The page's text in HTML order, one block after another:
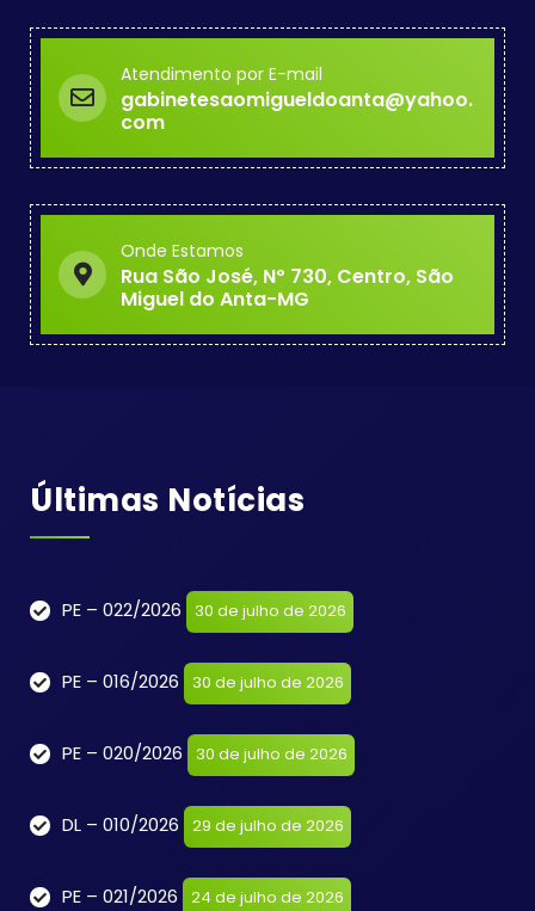
Atendimento por E-mail
gabinetesaomigueldoanta@yahoo.
com
Onde Estamos
Rua São José, Nº 730, Centro, São
Miguel do Anta-MG
Últimas Notícias
PE – 022/2026 30 de julho de 2026
PE – 016/2026 30 de julho de 2026
PE – 020/2026 30 de julho de 2026
DL – 010/2026 29 de julho de 2026
PE – 021/2026 24 de julho de 2026